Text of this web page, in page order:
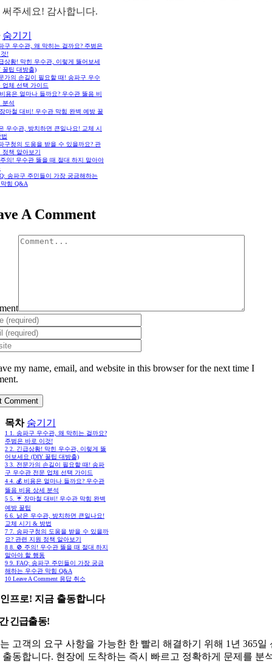
써주세요! 감사합니다.
숨기기
구 우수관, 왜 막히는 걸까요? 주범은
!
상황! 막힌 우수관, 이렇게 뚫어보세
꿀팁 대방출)
가의 손길이 필요할 때! 송파구 우수
업체 선택 가이드
용은 얼마나 들까요? 우수관 뚫음 비
분석
마철 대비! 우수관 막힘 완벽 예방 꿀
우수관, 방치하면 큰일나요! 교체 시
구청의 도움을 받을 수 있을까요? 관
정책 알아보기
의! 우수관 뚫을 때 절대 하지 말아야
송파구 주민들이 가장 궁금해하는
힘 Q&A
A Comment
my name, email, and website in this browser for the next time I
목차 숨기기
1 1. 송파구 우수관, 왜 막히는 걸까요?
주범은 바로 이것!
2 2. 긴급상황! 막힌 우수관, 이렇게 뚫
어보세요 (DIY 꿀팁 대방출)
3 3. 전문가의 손길이 필요할 때! 송파
구 우수관 전문 업체 선택 가이드
4 4. 💰 비용은 얼마나 들까요? 우수관
뚫음 비용 상세 분석
5 5. ☔ 장마철 대비! 우수관 막힘 완벽
예방 꿀팁
6 6. 낡은 우수관, 방치하면 큰일나요!
교체 시기 & 방법
7 7. 송파구청의 도움을 받을 수 있을까
요? 관련 지원 정책 알아보기
8 8. 🚫 주의! 우수관 뚫을 때 절대 하지
말아야 할 행동
9 9. FAQ: 송파구 주민들이 가장 궁금
해하는 우수관 막힘 Q&A
10 Leave A Comment 응답 취소
프로! 지금 출동합니다
긴급출동!
고객의 요구 사항을 가능한 한 빨리 해결하기 위해 1년 365일
출동합니다. 현장에 도착하는 즉시 빠르고 정확하게 문제를 분